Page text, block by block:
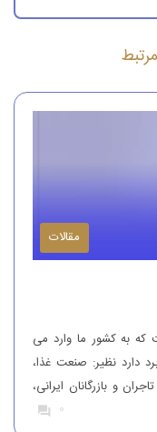
مقالات
که به کشور ما وارد می
دارد نظیر: صنعت غذا،
و بازرگانان ایرانی،
ترکیه و چین وارد
0